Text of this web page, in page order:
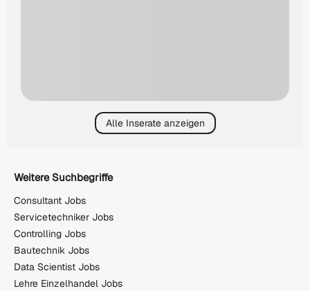
Alle Inserate anzeigen
Weitere Suchbegriffe
Consultant Jobs
Servicetechniker Jobs
Controlling Jobs
Bautechnik Jobs
Data Scientist Jobs
Lehre Einzelhandel Jobs